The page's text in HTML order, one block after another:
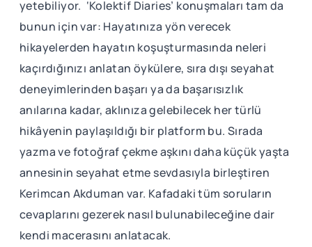
yetebiliyor. ‘Kolektif Diaries’ konuşmaları tam da
bunun için var: Hayatınıza yön verecek
hikayelerden hayatın koşuşturmasında neleri
kaçırdığınızı anlatan öykülere, sıra dışı seyahat
deneyimlerinden başarı ya da başarısızlık
anılarına kadar, aklınıza gelebilecek her türlü
hikâyenin paylaşıldığı bir platform bu. Sırada
yazma ve fotoğraf çekme aşkını daha küçük yaşta
annesinin seyahat etme sevdasıyla birleştiren
Kerimcan Akduman var. Kafadaki tüm soruların
cevaplarını gezerek nasıl bulunabileceğine dair
kendi macerasını anlatacak.